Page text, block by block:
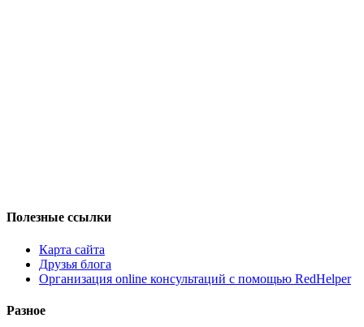
Полезные ссылки
Карта сайта
Друзья блога
Организация online консультаций с помощью RedHelper
Разное